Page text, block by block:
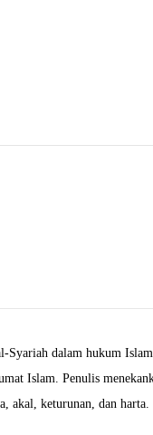
Syariah dalam hukum
Islam. Penulis
akal, keturunan, dan harta.